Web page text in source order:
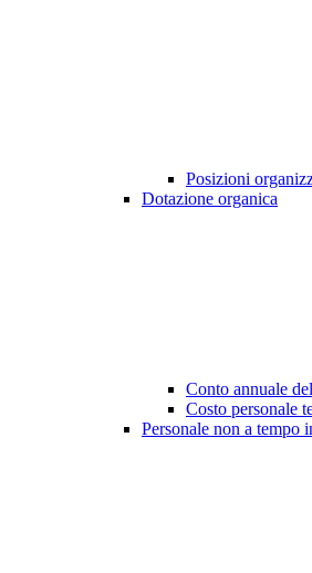
Posizioni
Dotazione organica
Conto annuale
Costo personale
Personale non a tempo